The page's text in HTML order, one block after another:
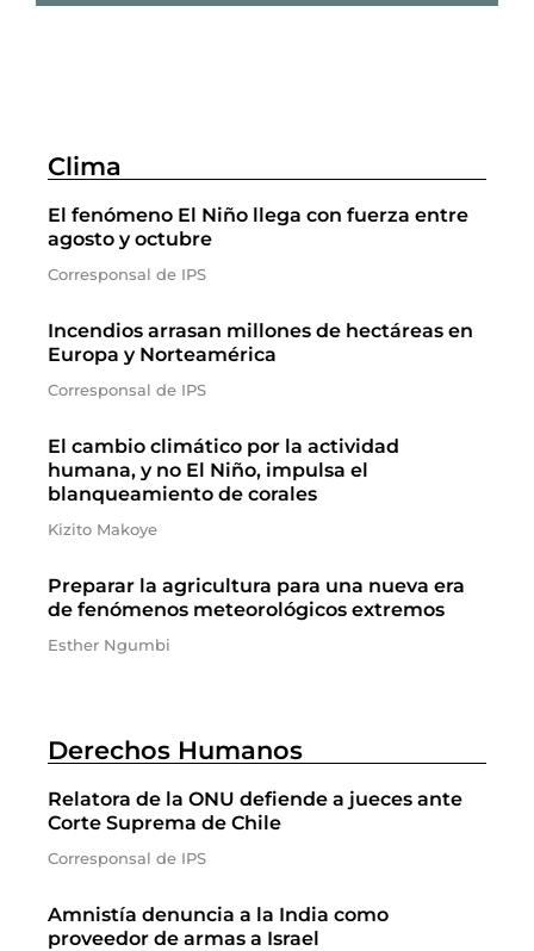
Clima
El fenómeno El Niño llega con fuerza entre
agosto y octubre
Corresponsal de IPS
Incendios arrasan millones de hectáreas en
Europa y Norteamérica
Corresponsal de IPS
El cambio climático por la actividad
humana, y no El Niño, impulsa el
blanqueamiento de corales
Kizito Makoye
Preparar la agricultura para una nueva era
de fenómenos meteorológicos extremos
Esther Ngumbi
Derechos Humanos
Relatora de la ONU defiende a jueces ante
Corte Suprema de Chile
Corresponsal de IPS
Amnistía denuncia a la India como
proveedor de armas a Israel